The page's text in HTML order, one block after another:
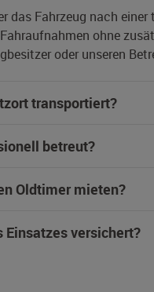
das Fahrzeug nach
ohne
oder unseren
transportiert?
betreut?
Oldtimer mieten?
Einsatzes versichert?